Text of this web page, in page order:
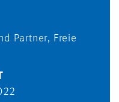
Partner, Freie